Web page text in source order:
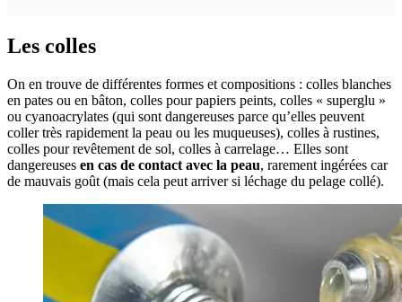
Les colles
On en trouve de différentes formes et compositions : colles blanches
en pates ou en bâton, colles pour papiers peints, colles « superglu »
ou cyanoacrylates (qui sont dangereuses parce qu’elles peuvent
coller très rapidement la peau ou les muqueuses), colles à rustines,
colles pour revêtement de sol, colles à carrelage… Elles sont
dangereuses en cas de contact avec la peau, rarement ingérées car
de mauvais goût (mais cela peut arriver si léchage du pelage collé).